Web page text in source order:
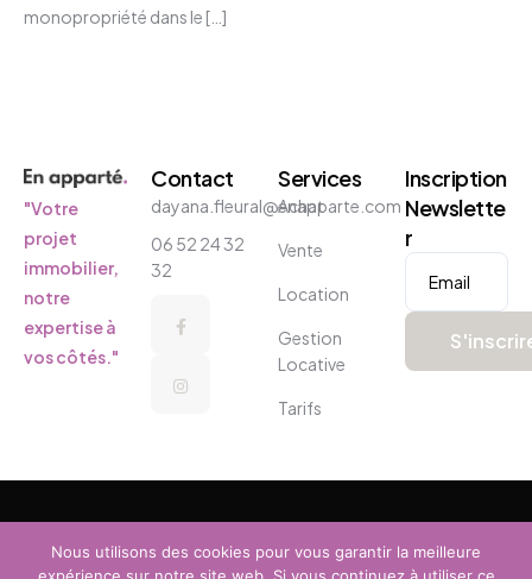
monopropriété dans le […]
"Votre
projet
immobilier,
notre
expertise à
vos côtés."
Contact
dayana.fleural@enapparte.com
06 52 24 32
32
Services
Achat
Vente
Location
Gestion
Locative
Tarifs
Inscription
Newslette
r
Email
© En Apparté – Tous droits réservés 2025
Nous utilisons des cookies pour vous garantir la meilleure